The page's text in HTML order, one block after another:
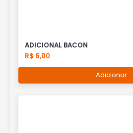
ADICIONAL BACON
R$ 6,00
Adicionar